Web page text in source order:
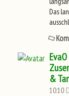
Das
EvaO
&
10:10